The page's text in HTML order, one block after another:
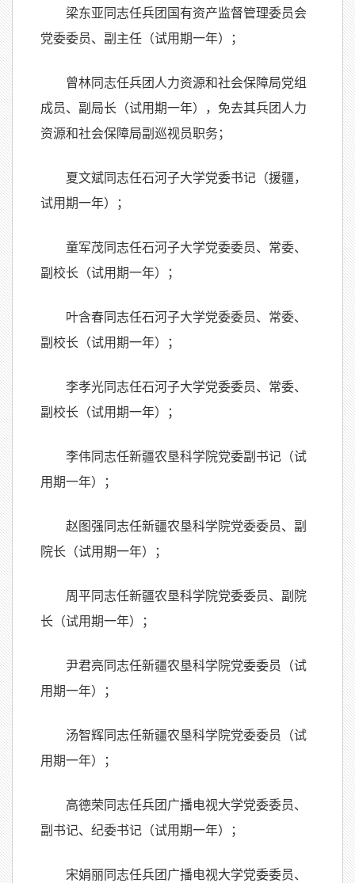
梁东亚同志任兵团国有资产监督管理委员会
党委委员、副主任（试用期一年）；
曾林同志任兵团人力资源和社会保障局党组
成员、副局长（试用期一年），免去其兵团人力
资源和社会保障局副巡视员职务；
夏文斌同志任石河子大学党委书记（援疆，
试用期一年）；
童军茂同志任石河子大学党委委员、常委、
副校长（试用期一年）；
叶含春同志任石河子大学党委委员、常委、
副校长（试用期一年）；
李孝光同志任石河子大学党委委员、常委、
副校长（试用期一年）；
李伟同志任新疆农垦科学院党委副书记（试
用期一年）；
赵图强同志任新疆农垦科学院党委委员、副
院长（试用期一年）；
周平同志任新疆农垦科学院党委委员、副院
长（试用期一年）；
尹君亮同志任新疆农垦科学院党委委员（试
用期一年）；
汤智辉同志任新疆农垦科学院党委委员（试
用期一年）；
高德荣同志任兵团广播电视大学党委委员、
副书记、纪委书记（试用期一年）；
宋娟丽同志任兵团广播电视大学党委委员、